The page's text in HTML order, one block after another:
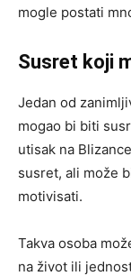
mogle postati
Susret koji
Jedan od
mogao bi biti
utisak na
susret, ali može
motivisati.
Takva osoba
na život ili